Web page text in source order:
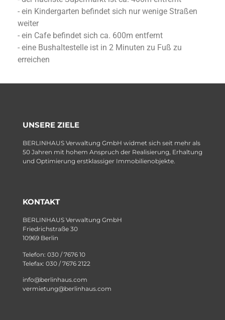
- ein Kindergarten befindet sich nur wenige Straßen
weiter
- ein Cafe befindet sich ca. 600m entfernt
- eine Bushaltestelle ist in 2 Minuten zu Fuß zu
erreichen
UNSERE ZIELE
BERLINHAUS Verwaltung GmbH widmet sich seit mehr als
50 Jahren mit hohem Anspruch der Realisierung, Erhaltung
und Optimierung erstklassiger Immobilienobjekte.
KONTAKT
BERLINHAUS Verwaltung GmbH
Friedrichstraße 30
10969 Berlin
Telefon: 030 / 7676 10
Telefax: 030 / 7676 2122
info@berlinhaus.com
vermietung@berlinhaus.com